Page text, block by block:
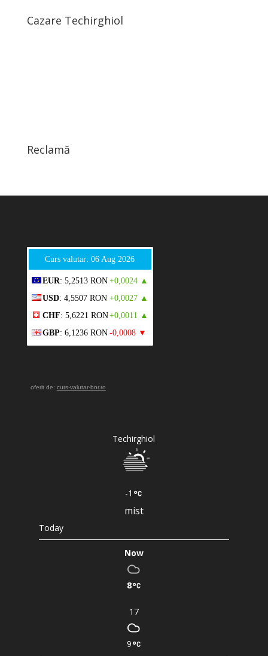
Cazare Techirghiol
Reclamă
Curs valutar: 06 Aug 2026
EUR: 5,2513 RON +0,0024 ▲
USD: 4,5507 RON +0,0027 ▲
CHF: 5,6221 RON+0,0011 ▲
GBP: 6,1236 RON -0,0008 ▼
oferit de: curs-valutar-bnr.ro
Techirghiol
-1
mist
Today
Now
8
17
9